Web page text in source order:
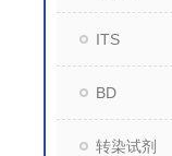
ITS
BD
转染试剂